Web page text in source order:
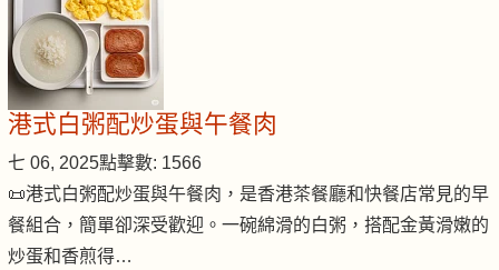
港式白粥配炒蛋與午餐肉
七 06, 2025點擊數: 1566
📜港式白粥配炒蛋與午餐肉，是香港茶餐廳和快餐店常見的早
餐組合，簡單卻深受歡迎。一碗綿滑的白粥，搭配金黃滑嫩的
炒蛋和香煎得…